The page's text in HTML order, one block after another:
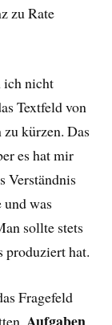
zu Rate
ich nicht
Textfeld von
kürzen. Das
es hat mir
Verständnis
und was
sollte stets
produziert hat.
Fragefeld